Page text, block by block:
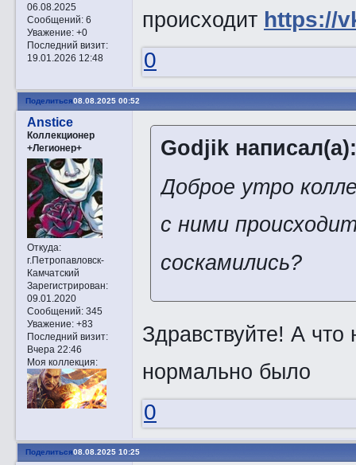
06.08.2025
Сообщений:6
Уважение: +0
Последний визит:
19.01.2026 12:48
происходит https://
0
Поделиться08.08.2025 00:52
Anstice
Коллекционер
+Легионер+
Откуда:
г.Петропавловск-
Камчатский
Зарегистрирован:
09.01.2020
Сообщений:345
Уважение: +83
Последний визит:
Вчера 22:46
Моя коллекция:
Godjik
Доброе утро
с ними
соскамились?
Здравствуйте! А
нормально было
0
Поделиться08.08.2025 10:25